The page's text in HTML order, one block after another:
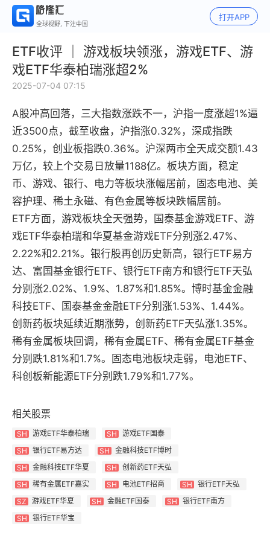
全球视野, 下注中国
打开APP
ETF收评 ｜ 游戏板块领涨，游戏ETF、游
戏ETF华泰柏瑞涨超2%
2025-07-04 07:15
A股冲高回落，三大指数涨跌不一，沪指一度涨超1%逼
近3500点，截至收盘，沪指涨0.32%，深成指跌
0.25%，创业板指跌0.36%。沪深两市全天成交额1.43
万亿，较上个交易日放量1188亿。板块方面，稳定
币、游戏、银行、电力等板块涨幅居前，固态电池、美
容护理、稀土永磁、有色金属等板块跌幅居前。
ETF方面，游戏板块全天强势，国泰基金游戏ETF、游
戏ETF华泰柏瑞和华夏基金游戏ETF分别涨2.47%、
2.22%和2.21%。银行股再创历史新高，银行ETF易方
达、富国基金银行ETF、银行ETF南方和银行ETF天弘
分别涨2.02%、1.9%、1.87%和1.85%。博时基金金融
科技ETF、国泰基金金融ETF分别涨1.53%、1.44%。
创新药板块延续近期涨势，创新药ETF天弘涨1.35%。
稀有金属板块回调，稀有金属ETF、稀有金属ETF基金
分别跌1.81%和1.7%。固态电池板块走弱，电池ETF、
科创板新能源ETF分别跌1.79%和1.77%。
相关股票
SH 游戏ETF华泰柏瑞 SH
游戏ETF国泰
SH
银行ETF易方达 SH
金融科技ETF博时
SH
金融科技ETF华夏 SH
创新药ETF天弘
SH
稀有金属ETF嘉实 SH 电池ETF招商 SH
银行ETF天弘
SZ
游戏ETF华夏 SH 金融ETF国泰 SH
银行ETF南方
SH
银行ETF华宝